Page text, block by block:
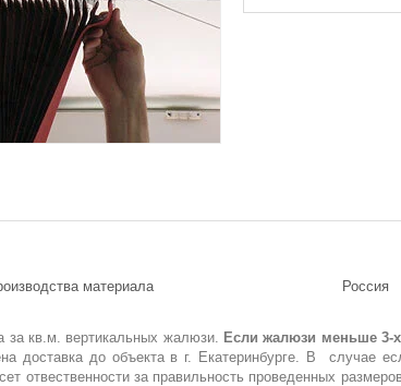
материала Россия
за кв.м. вертикальных жалюзи. Если жалюзи меньше 3-
доставка до объекта в г. Екатеринбурге. В случае
отвественности за правильность проведенных